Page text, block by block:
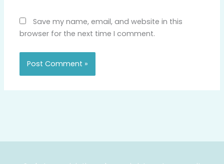
Save my name, email, and website in this
browser for the next time I comment.